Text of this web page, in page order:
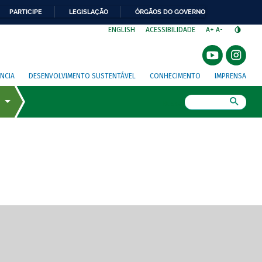
PARTICIPE LEGISLAÇÃO ÓRGÃOS DO GOVERNO
ENGLISH ACESSIBILIDADE A+ A-
DESENVOLVIMENTO SUSTENTÁVEL CONHECIMENTO IMPRENSA
de tela